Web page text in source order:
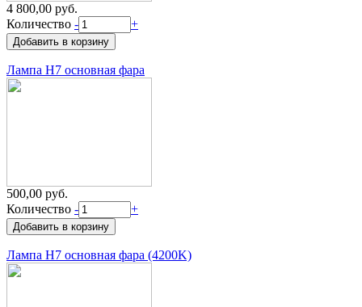
4 800,00 руб.
Количество - +
Лампа H7 основная фара
500,00 руб.
Количество - +
Лампа H7 основная фара (4200K)